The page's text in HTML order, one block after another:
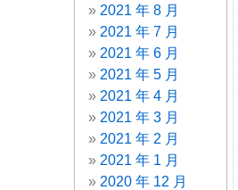
2021 年 8 月
2021 年 7 月
2021 年 6 月
2021 年 5 月
2021 年 4 月
2021 年 3 月
2021 年 2 月
2021 年 1 月
2020 年 12 月